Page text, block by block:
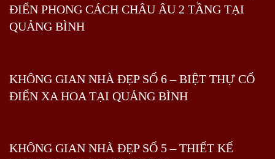
ĐIỂN PHONG CÁCH CHÂU ÂU 2 TẦNG TẠI
QUẢNG BÌNH
KHÔNG GIAN NHÀ ĐẸP SỐ 6 – BIỆT THỰ CỔ
ĐIỂN XA HOA TẠI QUẢNG BÌNH
KHÔNG GIAN NHÀ ĐẸP SỐ 5 – THIẾT KẾ